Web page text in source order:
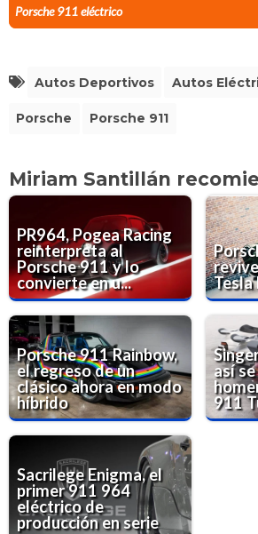
Porsche 911 eléctrico
Autos Deportivos Autos
Porsche Porsche 911
Miriam Santillán
PR964, Pogea Racing
reinterpreta al
Porsche 911 y lo
convierte en u...
Tesla
Porsche 911 Rainbow,
el regreso de un
clásico ahora en modo
híbrido
así
911
Sacrilege Enigma, el
primer 911 964
eléctrico de
producción en serie